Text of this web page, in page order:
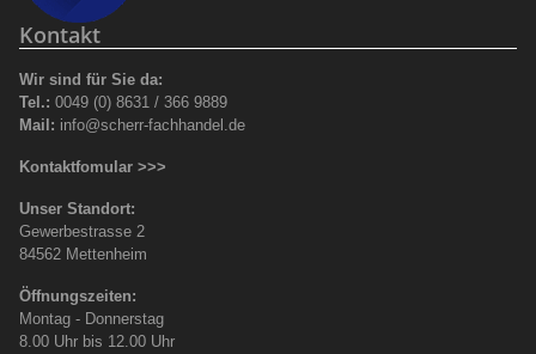
Kontakt
Wir sind für Sie da:
Tel.: 0049 (0) 8631 / 366 9889
Mail: info@scherr-fachhandel.de
Kontaktfomular >>>
Unser Standort:
Gewerbestrasse 2
84562 Mettenheim
Öffnungszeiten:
Montag - Donnerstag
8.00 Uhr bis 12.00 Uhr